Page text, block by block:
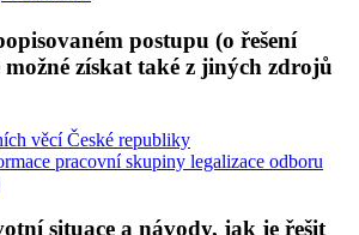
postupu (o řešení
možné získat také z jiných zdrojů
věcí České republiky
pracovní skupiny legalizace odboru
situace a návody, jak je řešit